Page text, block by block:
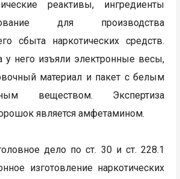
реактивы, ингредиенты
для производства
сбыта наркотических средств.
у него изъяли электронные весы,
материал и пакет с белым
веществом. Экспертиза
является амфетамином.
дело по ст. 30 и ст. 228.1
изготовление наркотических